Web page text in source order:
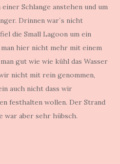
Schlange anstehen und um
Drinnen war`s nicht
die Small Lagoon um ein
hier nicht mehr mit einem
gut wie wie kühl das Wasser
nicht mit rein genommen,
auch nicht dass wir
festhalten wollen. Der Strand
war aber sehr hübsch.